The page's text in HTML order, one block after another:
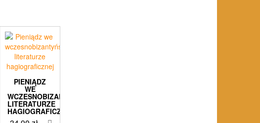
PIENIĄDZ
WE
WCZESNOBIZANTYŃSKIEJ
LITERATURZE
HAGIOGRAFICZNEJ